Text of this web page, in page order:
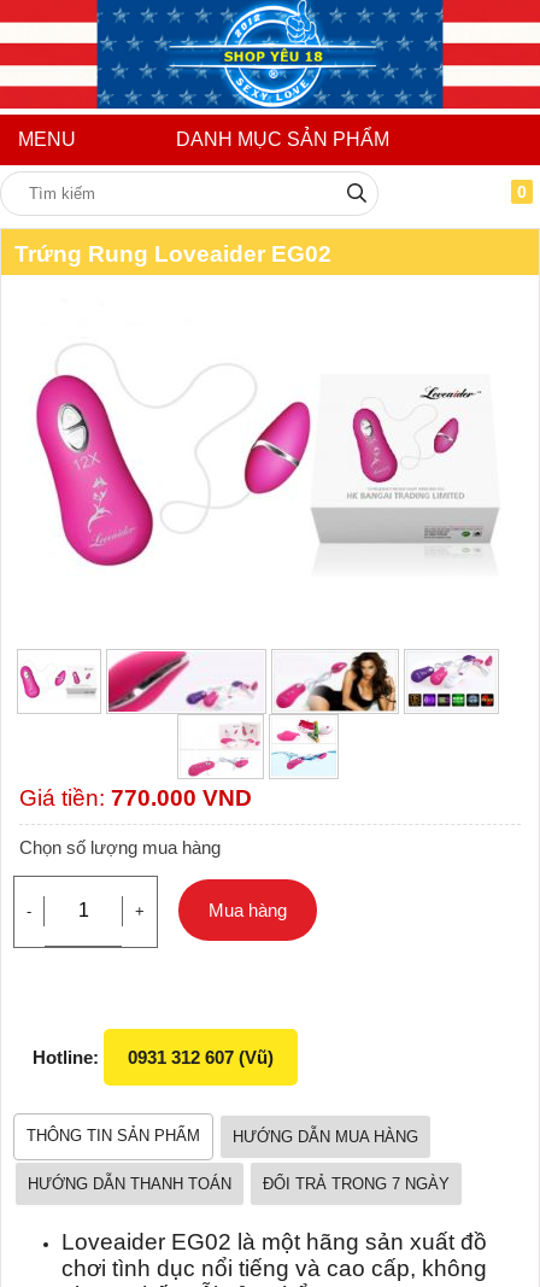
MENU DANH MỤC SẢN PHẨM
0
Trứng Rung Loveaider EG02
Giá tiền: 770.000 VND
Chọn số lượng mua hàng
- + Mua hàng
Hotline: 0931 312 607 (Vũ)
THÔNG TIN SẢN PHẨM HƯỚNG DẪN MUA HÀNG
HƯỚNG DẪN THANH TOÁN ĐỔI TRẢ TRONG 7 NGÀY
Loveaider EG02 là một hãng sản xuất đồ
chơi tình dục nổi tiếng và cao cấp, không